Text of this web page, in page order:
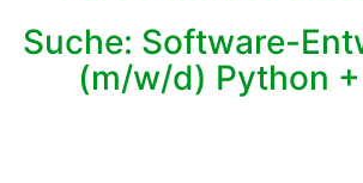
Suche: Software-
(m/w/d) Python